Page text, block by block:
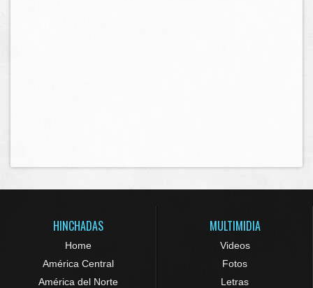
HINCHADAS
Home
América Central
América del Norte
MULTIMIDIA
Videos
Fotos
Letras